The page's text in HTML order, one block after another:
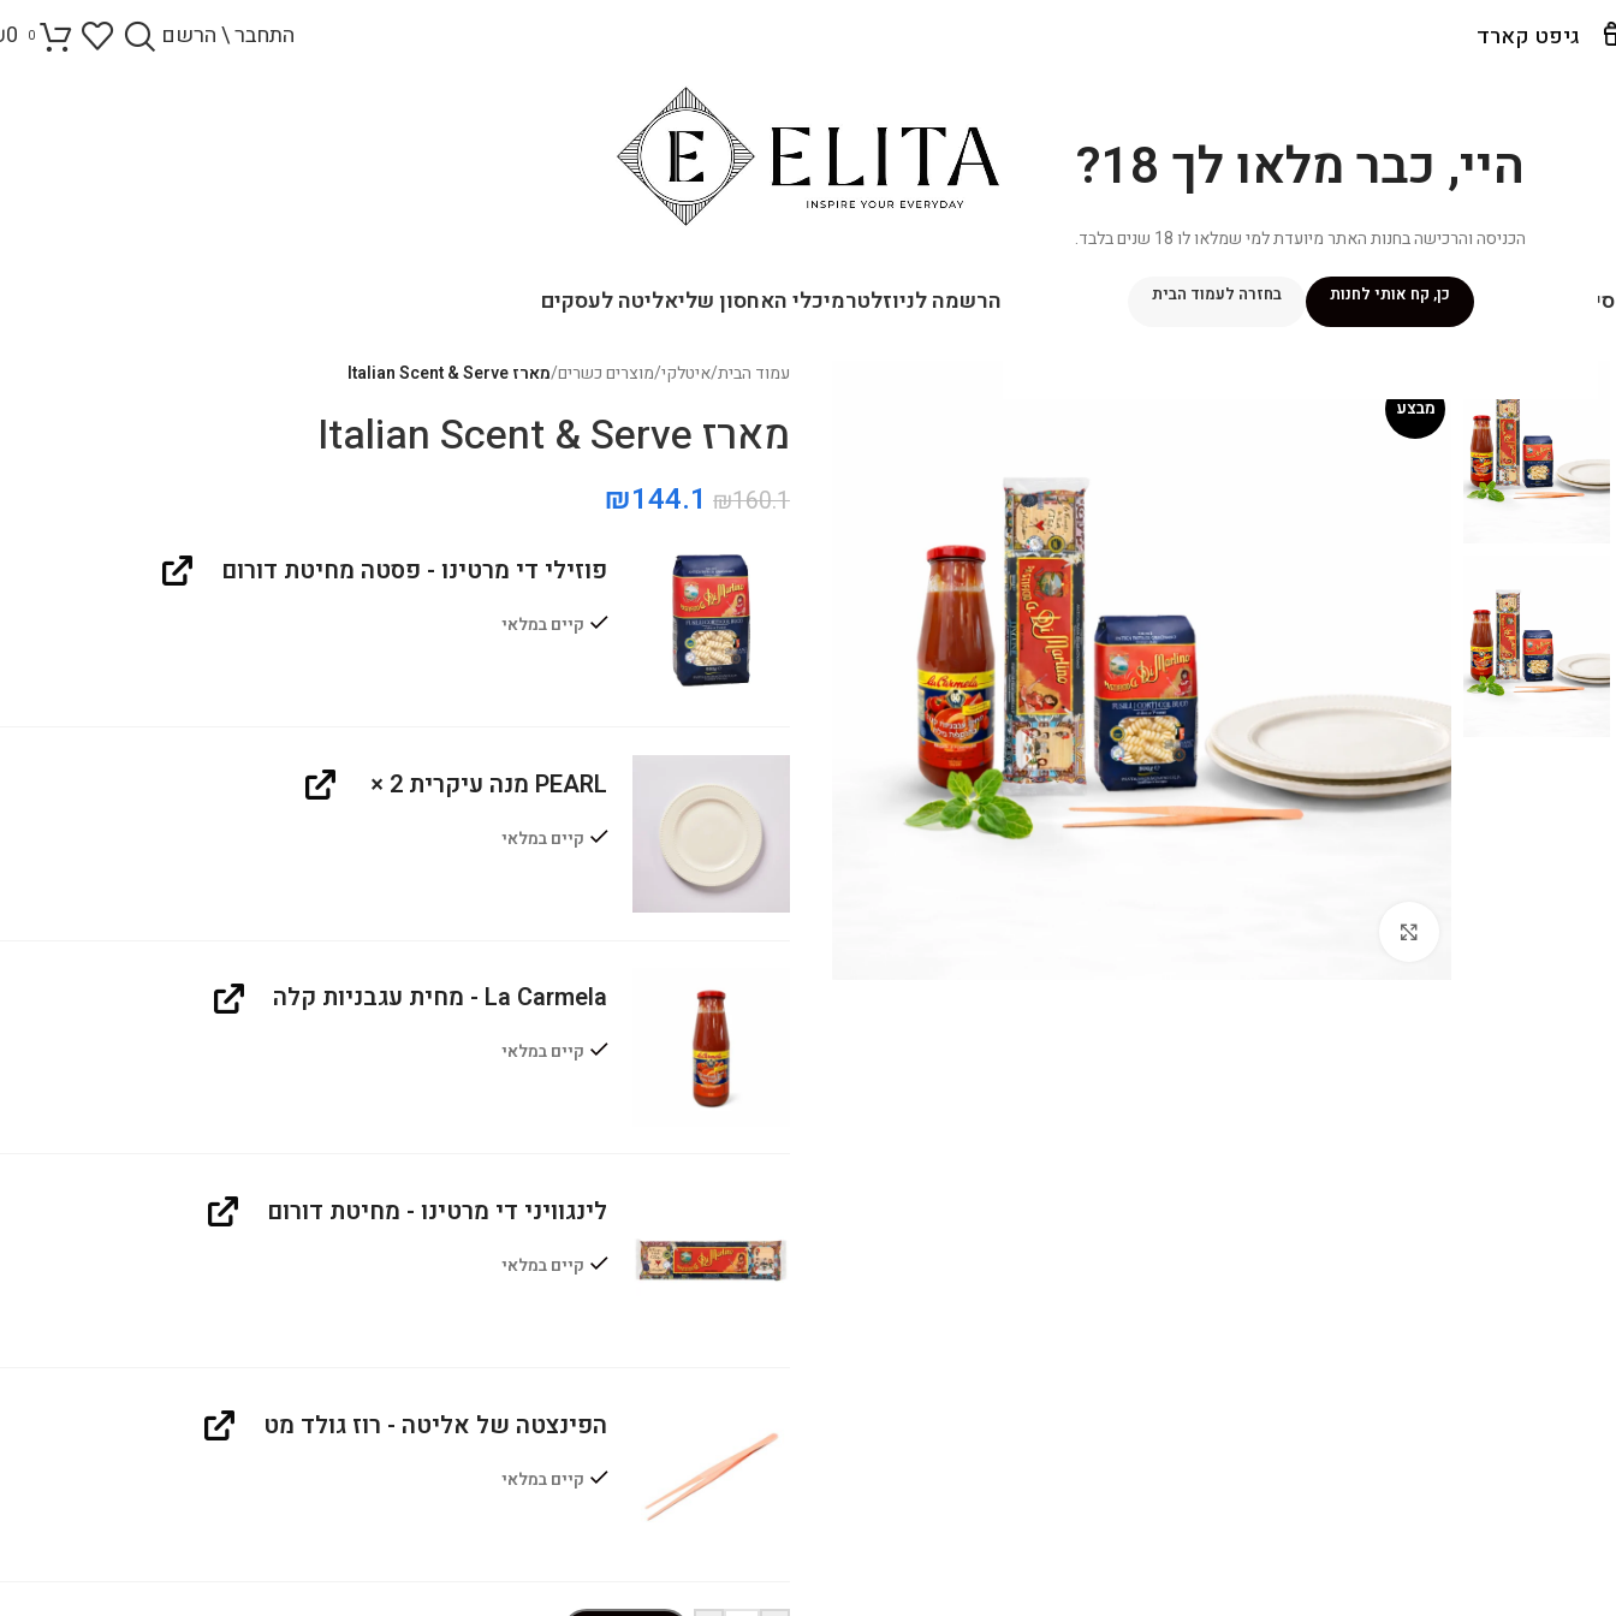
היי, כבר מלאו לך 18?
הכניסה והרכישה בחנות האתר מיועדת למי שמלאו לו 18 שנים בלבד.
כן, קח אותי לחנות בחזרה לעמוד הבית
גיפט קארד התחבר \ הרשם 0
0
שלי מתכוניםמנוי ״אליטה פלוס״חנותפרסומים במדיה הרשמה לניוזלטרמיכלי האחסון שליאליטה לעסקים
מבצע
עמוד הבית/איטלקי/מוצרים כשרים/מארז Italian Scent & Serve
מארז Italian Scent & Serve
₪160.1
₪144.1
פוזילי די מרטינו - פסטה מחיטת דורום
קיים במלאי
PEARL מנה עיקרית ‎ × 2‎
קיים במלאי
La Carmela - מחית עגבניות קלה
קיים במלאי
לינגוויני די מרטינו - מחיטת דורום
קיים במלאי
הפינצטה של אליטה - רוז גולד מט
קיים במלאי